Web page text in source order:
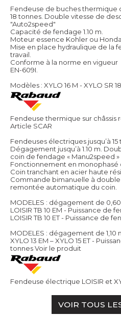
Fendeuse de buches thermique
18 tonnes. Double vitesse de
"Auto2speed"
Capacité de fendage 1.10 m.
Moteur essence Kohler ou Honda.
Mise en place hydraulique de la
travail.
Conforme à la norme en vigueur
EN-609I.
Modèles : XYLO 16 M - XYLO SR
Fendeuse thermique sur châssis
Article SCAR
Fendeuses électriques jusqu’à
Dégagement jusqu’à 1.10 m.
coin de fendage « Manu2speed »
Fonctionnement en monophasé
Coin tranchant en acier haute
Commande bimanuelle à
remontée automatique du coin.
MODELES : dégagement de 0,60
LOISIR TB 10 EM - Puissance de
LOISIR TB 10 ET - Puissance de
MODELES : dégagement de 1,10
XYLO 13 EM – XYLO 15 ET -
tonnesVoir le produit
Fendeuse électrique LOISIR et
VOIR TOUS